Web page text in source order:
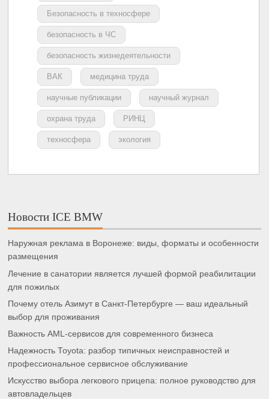
Безопасность в техносфере
безопасность в ЧС
безопасность жизнедеятельности
ВАК медицина труда
научные публикации научный журнал
охрана труда РИНЦ
техносфера экология
Новости ICE BMW
Наружная реклама в Воронеже: виды, форматы и особенности
размещения
Лечение в санатории является лучшей формой реабилитации
для пожилых
Почему отель Азимут в Санкт-Петербурге — ваш идеальный
выбор для проживания
Важность AML-сервисов для современного бизнеса
Надежность Toyota: разбор типичных неисправностей и
профессиональное сервисное обслуживание
Искусство выбора легкового прицепа: полное руководство для
автовладельцев